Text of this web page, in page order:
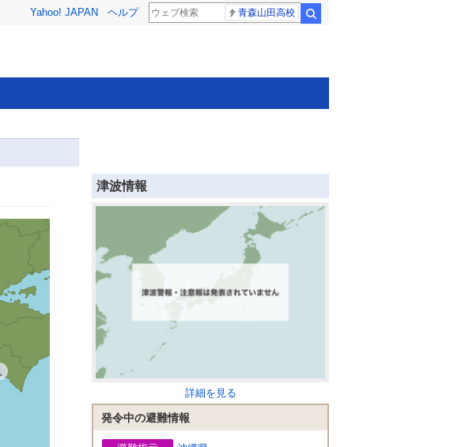
Yahoo! JAPAN ヘルプ 青森山田高校
津波情報
詳細を見る
発令中の避難情報